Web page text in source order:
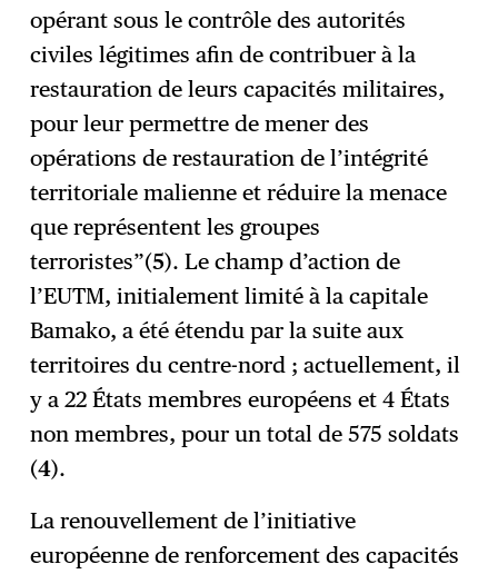
opérant sous le contrôle des autorités
civiles légitimes afin de contribuer à la
restauration de leurs capacités militaires,
pour leur permettre de mener des
opérations de restauration de l’intégrité
territoriale malienne et réduire la menace
que représentent les groupes
terroristes”(5). Le champ d’action de
l’EUTM, initialement limité à la capitale
Bamako, a été étendu par la suite aux
territoires du centre-nord ; actuellement, il
y a 22 États membres européens et 4 États
non membres, pour un total de 575 soldats
(4).
La renouvellement de l’initiative
européenne de renforcement des capacités